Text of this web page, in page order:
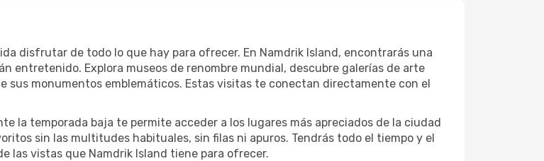
disfrutar de todo lo que hay para ofrecer. En Namdrik Island, encontrarás una
entretenido. Explora museos de renombre mundial, descubre galerías de arte
sus monumentos emblemáticos. Estas visitas te conectan directamente con el
la temporada baja te permite acceder a los lugares más apreciados de la ciudad
sin las multitudes habituales, sin filas ni apuros. Tendrás todo el tiempo y el
las vistas que Namdrik Island tiene para ofrecer.